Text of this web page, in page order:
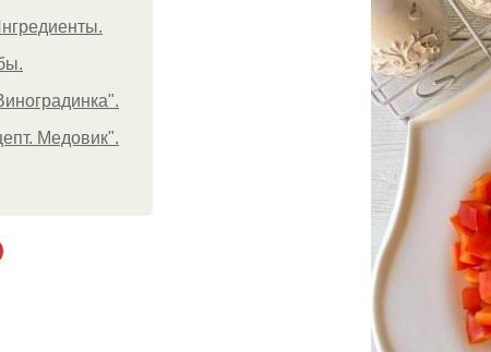
Медовик".